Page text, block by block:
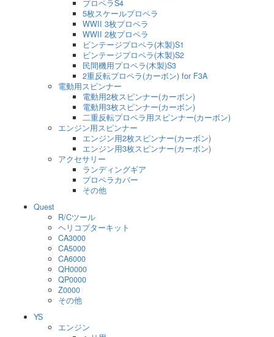
プロペラS4
5枚スケールプロペラ
WWII 3枚プロペラ
WWII 2枚プロペラ
ビンテージプロペラ(木製)S1
ビンテージプロペラ(木製)S2
民間機用プロペラ(木製)S3
2重反転プロペラ(カーボン) for F3A
電動用スピンナー
電動用2枚スピンナー(カーボン)
電動用3枚スピンナー(カーボン)
二重反転プロペラ用スピンナー(カーボン)
エンジン用スピンナー
エンジン用2枚スピンナー(カーボン)
エンジン用3枚スピンナー(カーボン)
アクセサリー
ランディングギア
プロペラカバー
その他
Quest
R/Cツール
ヘリコプターキット
CA3000
CA5000
CA6000
QH0000
QP0000
Z0000
その他
YS
エンジン